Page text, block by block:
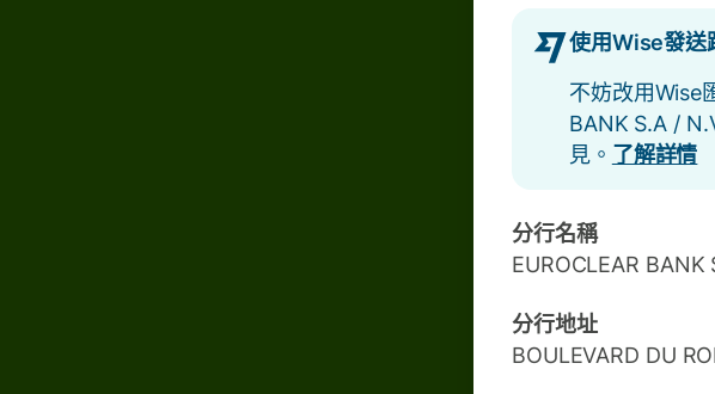
使用Wise發送
不妨改用Wise
BANK S.A /
見。 了解詳情
分行名稱
EUROCLEAR BANK
分行地址
BOULEVARD DU